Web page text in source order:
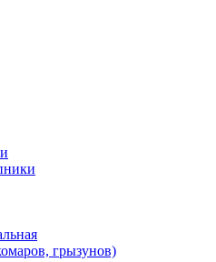
грызунов)